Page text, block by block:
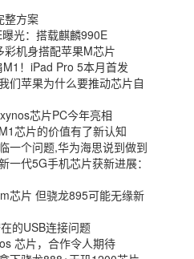
整方案
光：搭载麒麟990E
机身搭配苹果M芯片
！iPad Pro 5本月首发
们苹果为什么要推动芯片自
芯片PC今年亮相
芯片的价值有了新认知
一个问题,华为海思说到做到
一代5G手机芯片获新进展：
芯片 但骁龙895可能无缘新
的USB连接问题
芯片，合作令人期待